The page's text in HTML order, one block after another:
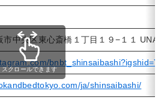
市中央区東心斎橋１丁目１９−１１
ja/shinsaibashi/
スクロールできます